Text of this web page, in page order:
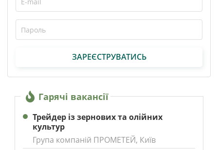
ЗАРЕЄСТРУВАТИСЬ
Гарячі вакансії
Трейдер із зернових та олійних
культур
Група компаній ПРОМЕТЕЙ, Київ